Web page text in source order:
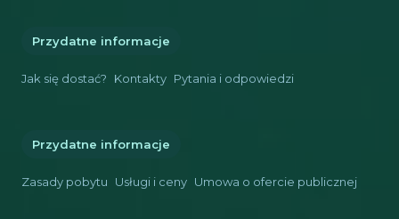
Przydatne informacje
Jak się dostać? Kontakty Pytania i odpowiedzi
Przydatne informacje
Zasady pobytu Usługi i ceny Umowa o ofercie publicznej